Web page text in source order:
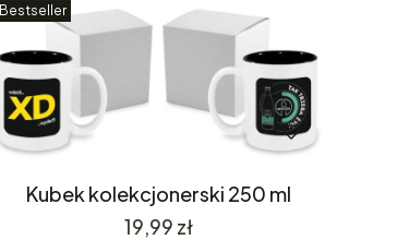
Bestseller
Kubek kolekcjonerski 250 ml
Cena
19,99 zł